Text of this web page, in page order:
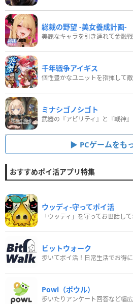
総裁の野望 -美女養成計画-
美麗なキャラを引き連れて金融
千年戦争アイギス
個性豊かなユニットを指揮して
ミナシゴノシゴト
PCゲームをも
おすすめポイ活アプリ特集
ウッディ‐守ってポイ活
「ウッディ」を守ってお世話し
ビットウォーク
Powl（ポウル）